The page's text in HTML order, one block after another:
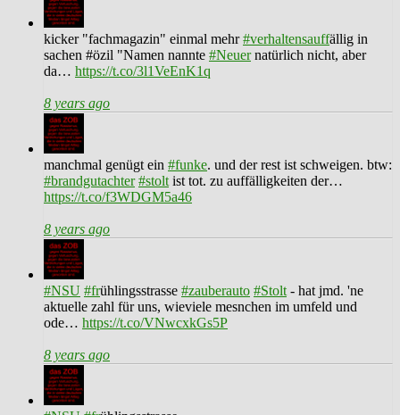
kicker "fachmagazin" einmal mehr#verhaltensauffällig in
sachen #özil "Namen nannte #Neuernatürlich nicht, aber
da… https://t.co/3l1VeEnK1q
8 years ago
manchmal genügt ein #funke. und der rest ist schweigen. btw:
#brandgutachter #stolt ist tot. zu auffälligkeiten der…
https://t.co/f3WDGM5a46
8 years ago
#NSU #frühlingsstrasse #zauberauto #Stolt - hat jmd. 'ne
aktuelle zahl für uns, wieviele mesnchen im umfeld und
ode… https://t.co/VNwcxkGs5P
8 years ago